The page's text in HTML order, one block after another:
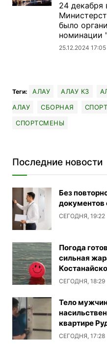
24 декабря
было
номинации
25.12.2024 17:05
Теги: АЛАУ АЛАУ КЗ
АЛАУ
СБОРНАЯ СПОРТ
СПОРТСМЕНЫ
Последние новости
Без
документов
СЕГОДНЯ, 19:22
Погода
сильная
СЕГОДНЯ, 18:29
Тело
квартире
СЕГОДНЯ, 17:28